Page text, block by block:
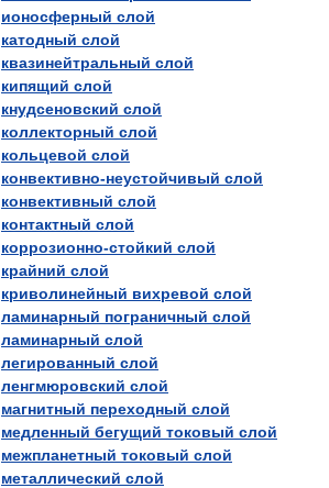
ионосферный слой
катодный слой
квазинейтральный слой
кипящий слой
кнудсеновский слой
коллекторный слой
кольцевой слой
конвективно-неустойчивый слой
конвективный слой
контактный слой
коррозионно-стойкий слой
крайний слой
криволинейный вихревой слой
ламинарный пограничный слой
ламинарный слой
легированный слой
ленгмюровский слой
магнитный переходный слой
медленный бегущий токовый слой
межпланетный токовый слой
металлический слой